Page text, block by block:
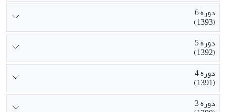
دوره 6
(1393)
دوره 5
(1392)
دوره 4
(1391)
دوره 3